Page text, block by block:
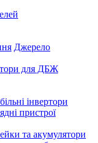
Джерело
для ДБЖ
інвертори
пристрої
та акумулятори